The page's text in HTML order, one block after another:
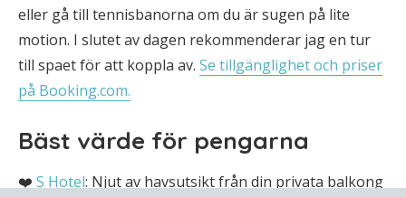
eller gå till tennisbanorna om du är sugen på lite
motion. I slutet av dagen rekommenderar jag en tur
till spaet för att koppla av. Se tillgänglighet och priser
på Booking.com.
Bäst värde för pengarna
❤️ S Hotel: Njut av havsutsikt från din privata balkong